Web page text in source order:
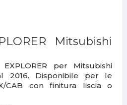
Mitsubishi
per Mitsubishi
2016. Disponibile per le
CAB con finitura liscia o